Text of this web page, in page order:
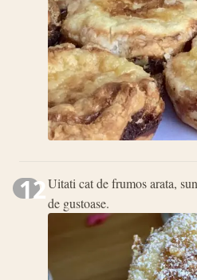
12Uitati cat de frumos arata,
de gustoase.